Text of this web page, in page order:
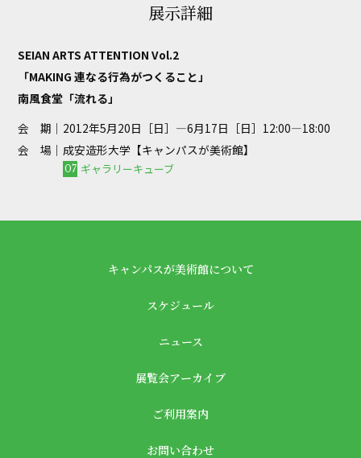
展示詳細
SEIAN ARTS ATTENTION Vol.2
「MAKING 連なる行為がつくること」
南風食堂「流れる」
会 期｜ 2012年5月20日［日］—6月17日［日］12:00—18:00
会 場｜ 成安造形大学【キャンパスが美術館】
07 ギャラリーキューブ
キャンパスが美術館について
スケジュール
ニュース
展覧会アーカイブ
ご利用案内
お問い合わせ